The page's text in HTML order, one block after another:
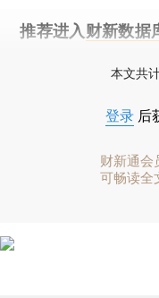
推荐进入 财新数据
本文共
登录 后
财新通会
可畅读全